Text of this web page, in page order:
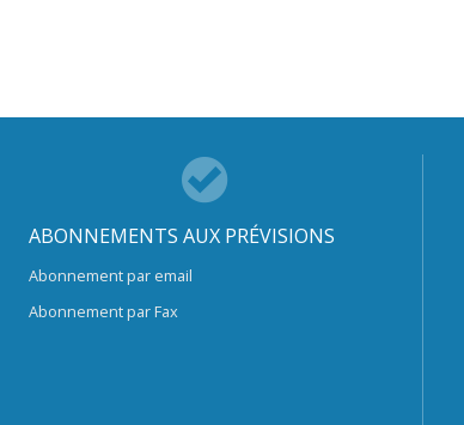
ABONNEMENTS AUX PRÉVISIONS
Abonnement par email
Abonnement par Fax